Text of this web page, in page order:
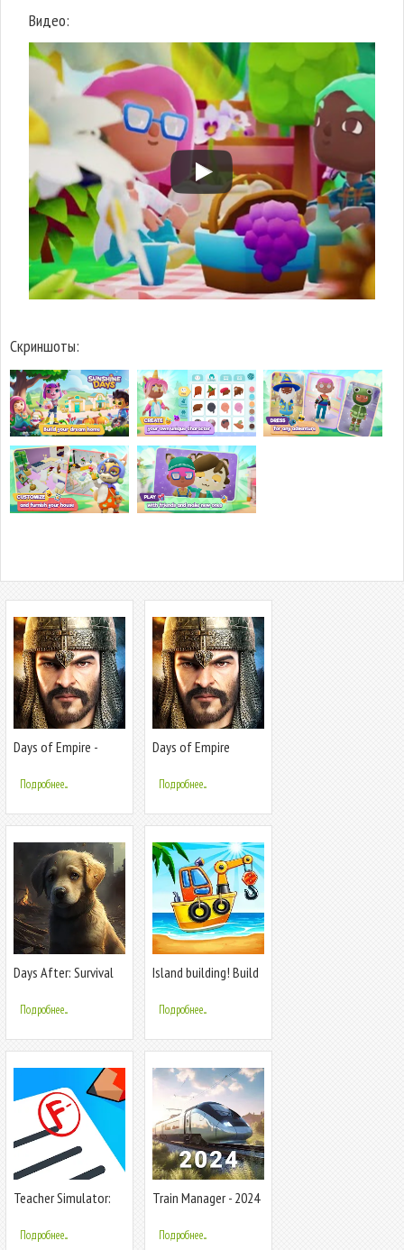
Видео:
Скриншоты:
Days of Empire -
Подробнее...
Days of Empire
Подробнее...
Days After: Survival
Подробнее...
Island building! Build
Подробнее...
Teacher Simulator:
Подробнее...
Train Manager - 2024
Подробнее...